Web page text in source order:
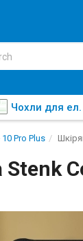
Чохли для ел.
Pro Plus